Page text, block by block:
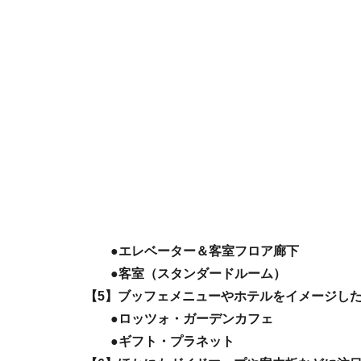
●エレベーター＆客室フロア廊下
●客室（スタンダードルーム）
【5】ブッフェメニューやホテルをイメージし
●ロッツォ・ガーデンカフェ
●ギフト・プラネット